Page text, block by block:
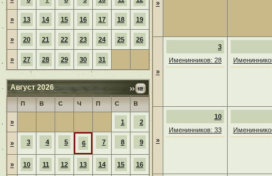
» 13 14 15 16 17 18 19
» 20 21 22 23 24 25 26
» 27 28 29 30 31
Август 2026
П В С Ч П С В
» 1 2
» 3 4 5 6 7 8 9
» 10 11 12 13 14 15 16
»
»
3
Именинников: 28
»
10
Именинников: 33